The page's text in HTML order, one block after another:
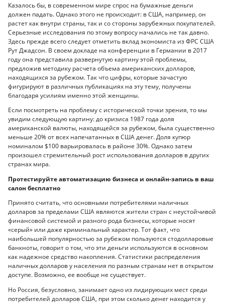
Казалось бы, в современном мире спрос на бумажные деньги
должен падать. Однако этого не происходит: в США, например, он
растет как внутри страны, так и со стороны зарубежных покупателей.
Серьезные исследования по этому вопросу начались не так давно.
Здесь прежде всего следует отметить вклад экономиста из ФРС США
Рут Джадсон. В своем докладе на конференции в Германии в 2017
году она представила развернутую картину этой проблемы,
предложив методику расчета объема американских долларов,
находящихся за рубежом. Так что цифры, которые зачастую
фигурируют в различных публикациях на эту тему, получены
благодаря усилиям именно этой женщины.
Если посмотреть на проблему с исторической точки зрения, то мы
увидим следующую картину: до кризиса 1987 года доля
американской валюты, находящейся за рубежом, была существенно
меньше 20% от всех напечатанных в США денег. Доля купюр
номиналом $100 варьировалаcь в районе 30%. Однако затем
произошел стремительный рост использования долларов в других
странах мира.
Протестируйте автоматизацию бизнеса и онлайн-запись в ваш
салон бесплатно
Принято считать, что основными потребителями наличных
долларов за пределами США являются жители стран с неустойчивой
финансовой системой и разного рода бизнесы, которые носят
«серый» или даже криминальный характер. Тот факт, что
наибольшей популярностью за рубежом пользуются стодолларовые
банкноты, говорит о том, что эти деньги используются в основном
как надежное средство накопления. Статистики распределения
наличных долларов у населения по разным странам нет в открытом
доступе. Возможно, ее вообще не существует.
Но Россия, безусловно, занимает одно из лидирующих мест среди
потребителей долларов США, при этом сколько денег находится у